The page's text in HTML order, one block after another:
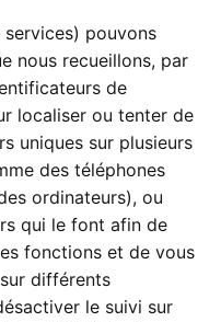
pouvons
nous recueillons, par
de
localiser ou tenter de
uniques sur plusieurs
des téléphones
ordinateurs), ou
qui le font afin de
fonctions et de vous
différents
le suivi sur